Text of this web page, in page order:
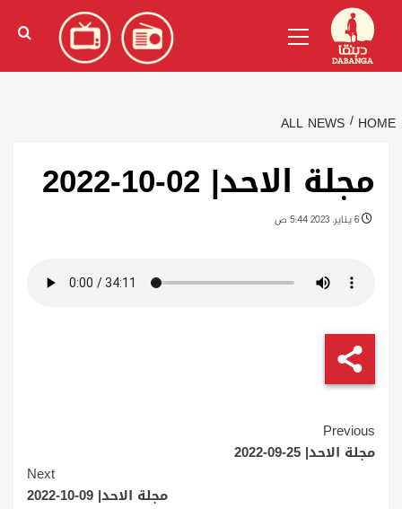
content
الإنجليزية)
Menu
HOME
ALL NEWS
مجلة الاحد| 02-10-2022
Continue
Reading
Previous
مجلة الاحد| 25-09-2022
Next
مجلة الاحد| 09-10-2022